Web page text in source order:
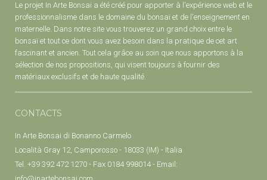
Le projet In Arte Bonsai a été créé pour apporter à l'expérience web et le
professionnalisme dans le domaine du bonsaï et de l'enseignement en
maternelle. Dans notre site vous trouverez un grand choix entre le
bonsaï et tout ce dont vous avez besoin dans la pratique de cet art
fascinant et ancien. Tout cela grâce au soin que nous apportons à la
sélection de nos propositions, qui visent toujours à fournir des
matériaux exclusifs et de haute qualité.
CONTACTS
In Arte Bonsai di Bonanno Carmelo
Località Gray 12, Camporosso - 18033 (IM) - Italia
Tel. +39 392 472 1270 - Fax 0184 998014 - Email: